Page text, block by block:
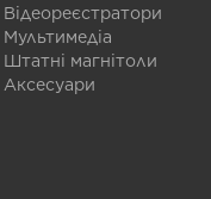
Відеореєстратори
Мультимедіа
Штатні магнітоли
Аксесуари